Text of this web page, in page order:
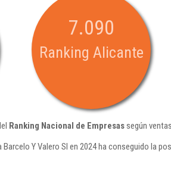
7.090
Ranking Alicante
Ranking Nacional de Empresassegún
Barcelo Y Valero Sl en 2024 ha conseguido la